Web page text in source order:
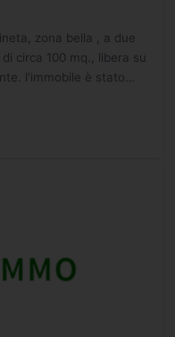
zona bella , a due
circa 100 mq., libera su
l'immobile è stato